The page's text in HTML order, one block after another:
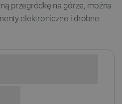
przegródkę na górze, można
elektroniczne i drobne